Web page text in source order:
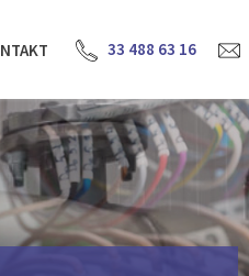
33 488 63 16